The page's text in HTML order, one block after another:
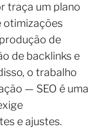
traça um plano
otimizações
de
de backlinks e
o trabalho
— SEO é uma
e ajustes.